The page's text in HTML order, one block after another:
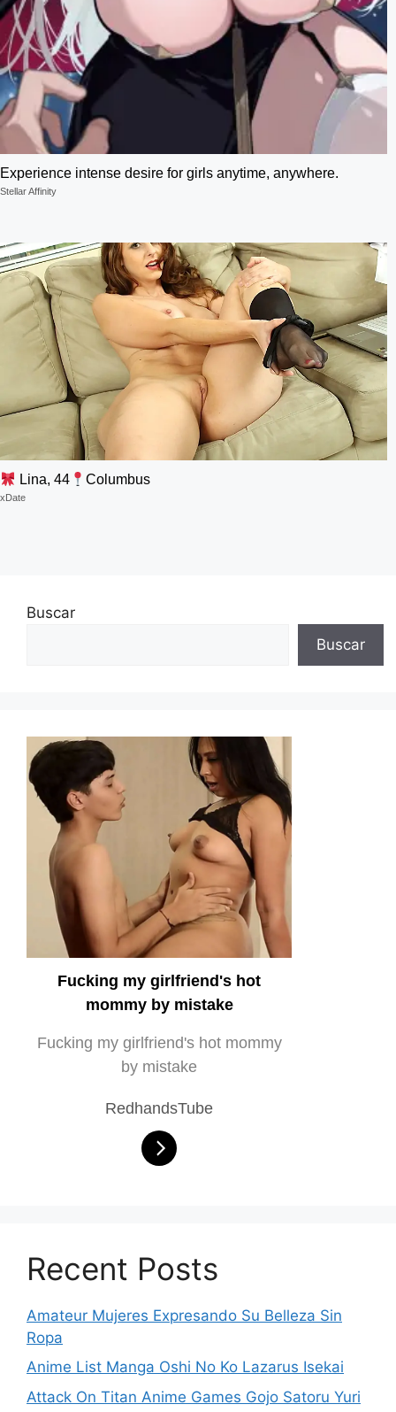
Experience intense desire for girls anytime, anywhere.
Stellar Affinity
Lina, 44 Columbus
xDate
Buscar
Buscar
Fucking my girlfriend's hot
mommy by mistake
Fucking my girlfriend's hot mommy
by mistake
RedhandsTube
Recent Posts
Amateur Mujeres Expresando Su Belleza Sin
Ropa
Anime List Manga Oshi No Ko Lazarus Isekai
Attack On Titan Anime Games Gojo Satoru Yuri